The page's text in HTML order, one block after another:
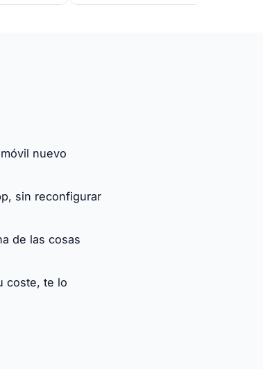
nuevo
sin reconfigurar
de las cosas
coste, te lo